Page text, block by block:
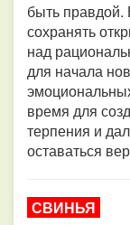
быть
сохранять
над
для начала
время для
терпения и
оставаться
СВИНЬЯ